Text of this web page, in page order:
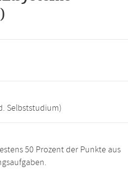
Selbststudium)
50 Prozent der Punkte aus